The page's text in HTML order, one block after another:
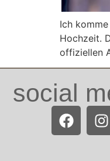
Ich
Hochzeit.
offiziellen
social